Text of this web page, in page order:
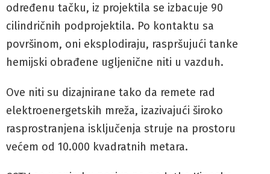
određenu tačku, iz projektila se izbacuje 90
cilindričnih podprojektila. Po kontaktu sa
površinom, oni eksplodiraju, raspršujući tanke
hemijski obrađene ugljenične niti u vazduh.
Ove niti su dizajnirane tako da remete rad
elektroenergetskih mreža, izazivajući široko
rasprostranjena isključenja struje na prostoru
većem od 10.000 kvadratnih metara.